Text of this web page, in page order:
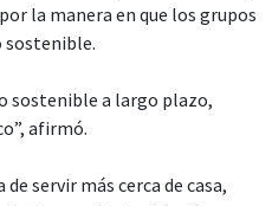
la manera en que los grupos
sostenible.
sostenible a largo plazo,
afirmó.
servir más cerca de casa,